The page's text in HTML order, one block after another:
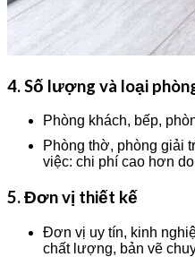
4. Số lượng và loại
Phòng khách, bếp,
Phòng thờ, phòng giải
việc: chi phí cao hơn
5. Đơn vị thiết kế
Đơn vị uy tín, kinh
chất lượng, bản vẽ